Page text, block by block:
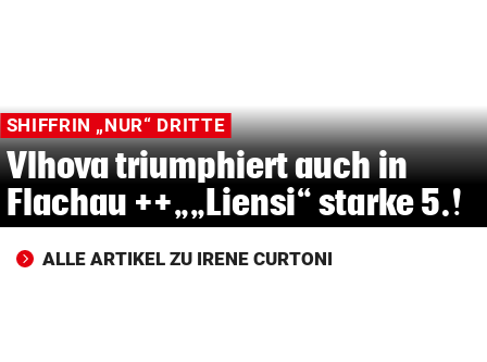
SHIFFRIN „NUR“ DRITTE
Vlhova triumphiert auch in
Flachau ++„„Liensi“ starke 5.!
ALLE ARTIKEL ZU IRENE CURTONI